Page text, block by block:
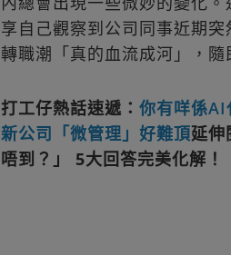
享自己觀察到公司同事近期
轉職潮「真的血流成河」，
打工仔熱話速遞： 你有咩係AI
新公司「微管理」好難頂延伸
唔到？」 5大回答完美化解！